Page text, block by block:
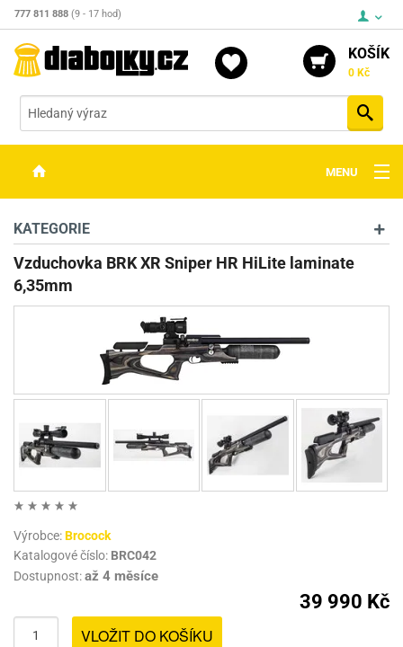
777 811 888 (9 - 17 hod)
KOŠÍK
0 Kč
MENU
OPTIKA
STŘELIVO
DETEKTORY KOVŮ
KONTAKTY
KATEGORIE
Vzduchovka BRK XR Sniper HR HiLite laminate
6,35mm
Výrobce:Brocock
Katalogové číslo: BRC042
Dostupnost:až 4 měsíce
39 990 Kč
VLOŽIT DO KOŠÍKU